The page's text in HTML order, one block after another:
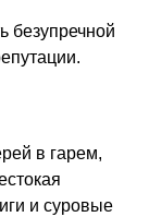
безупречной
в гарем,
и суровые